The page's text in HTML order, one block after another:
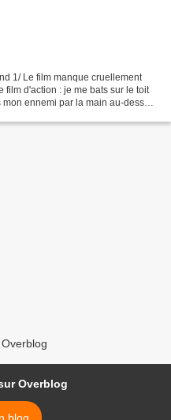
1/ Le film manque cruellement
d'action : je me bats sur le toit
ennemi par la main au-dessus
Overblog